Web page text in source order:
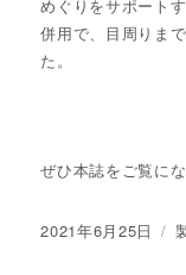
めぐりをサポート
併用で、目周りま
た。
ぜひ本誌をご覧に
投
2021年6月25日